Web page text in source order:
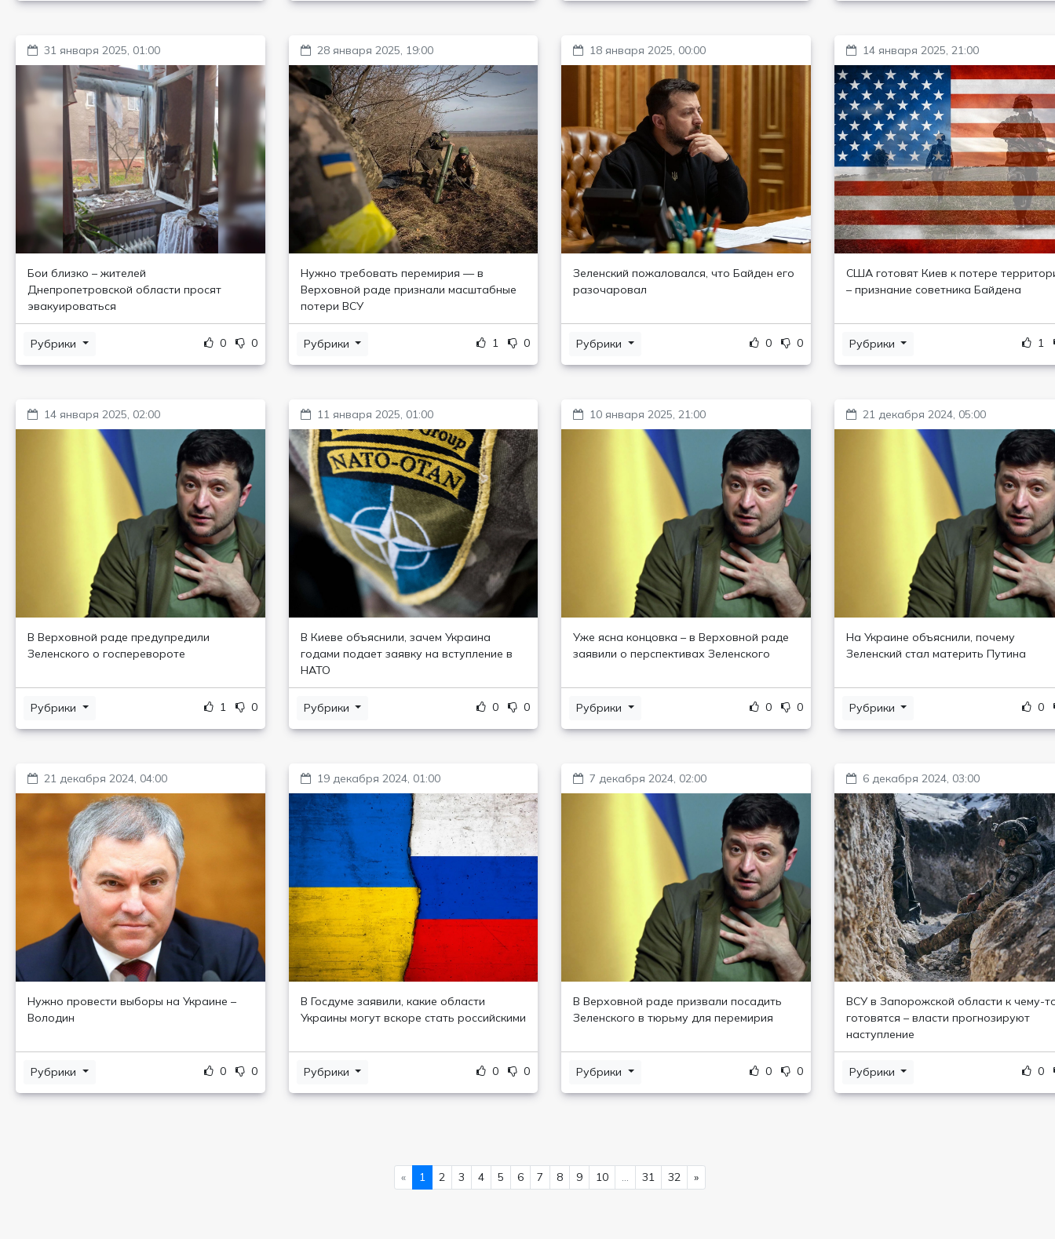
31 января 2025, 01:00
Бои близко – жителей
Днепропетровской области просят
эвакуироваться
Рубрики 0 0
28 января 2025, 19:00
Нужно требовать перемирия — в
Верховной раде признали масштабные
потери ВСУ
Рубрики 1 0
18 января 2025, 00:00
Зеленский пожаловался, что Байден его
разочаровал
Рубрики 0 0
14 января 2025, 21:00
США готовят Киев к потере
– признание советника Байдена
Рубрики 1
14 января 2025, 02:00
В Верховной раде предупредили
Зеленского о госперевороте
Рубрики 1 0
11 января 2025, 01:00
В Киеве объяснили, зачем Украина
годами подает заявку на вступление в
НАТО
Рубрики 0 0
10 января 2025, 21:00
Уже ясна концовка – в Верховной раде
заявили о перспективах Зеленского
Рубрики 0 0
21 декабря 2024, 05:00
На Украине объяснили, почему
Зеленский стал материть Путина
Рубрики 0
21 декабря 2024, 04:00
Нужно провести выборы на Украине –
Володин
Рубрики 0 0
19 декабря 2024, 01:00
В Госдуме заявили, какие области
Украины могут вскоре стать российскими
Рубрики 0 0
7 декабря 2024, 02:00
В Верховной раде призвали посадить
Зеленского в тюрьму для перемирия
Рубрики 0 0
6 декабря 2024, 03:00
ВСУ в Запорожской области к чему-
готовятся – власти прогнозируют
наступление
Рубрики 0
« 1 2 3 4 5 6 7 8 9 10 ... 31 32 »